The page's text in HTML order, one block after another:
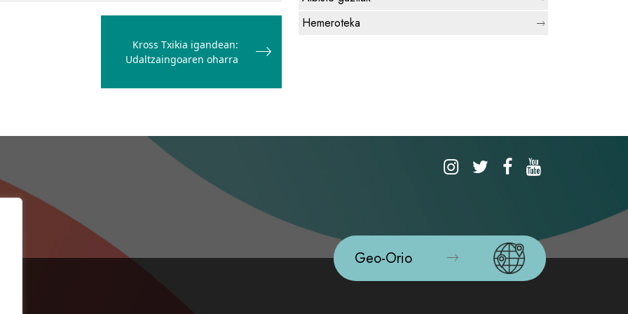
Kross Txikia igandean:
Udaltzaingoaren oharra
Hemeroteka
Geo-Orio